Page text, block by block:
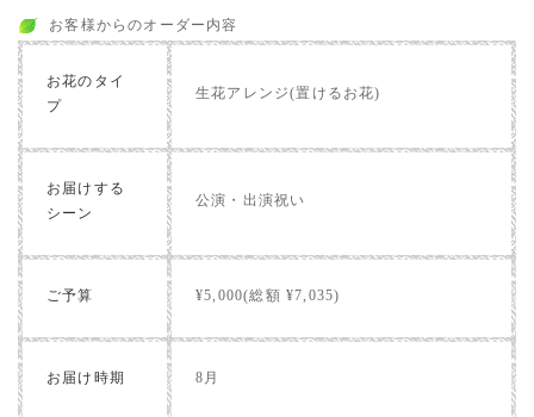
お客様からのオーダー内容
お花のタイ
プ
生花アレンジ(置けるお花)
お届けする
シーン
公演・出演祝い
ご予算 ¥5,000(総額 ¥7,035)
お届け時期 8月